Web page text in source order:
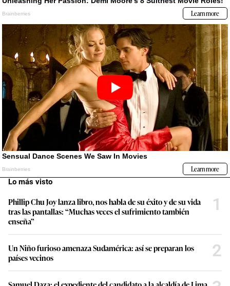
Lo más visto
Phillip Chu Joy lanza libro, nos habla de su éxito y de su vida
tras las pantallas: “Muchas veces el sufrimiento también
enseña”
1
Un Niño furioso amenaza Sudamérica: así se preparan los
países vecinos
2